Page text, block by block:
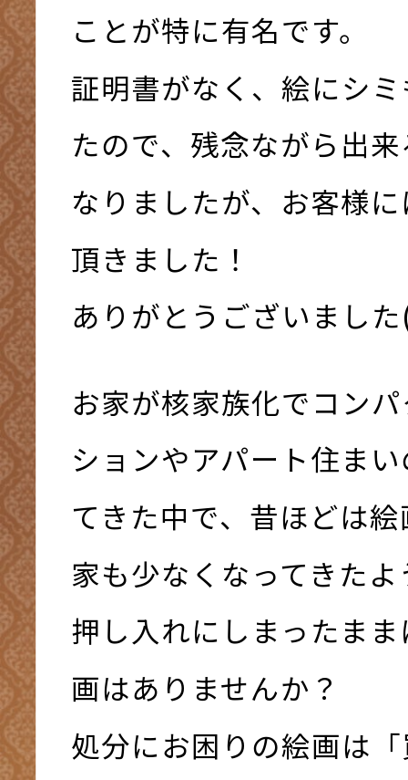
ことが特に有名です。
証明書がなく、絵にシ
たので、残念ながら出
なりましたが、お客様
頂きました！
ありがとうございまし
お家が核家族化でコン
ションやアパート住ま
てきた中で、昔ほどは
家も少なくなってきた
押し入れにしまったま
画はありませんか？
処分にお困りの絵画は